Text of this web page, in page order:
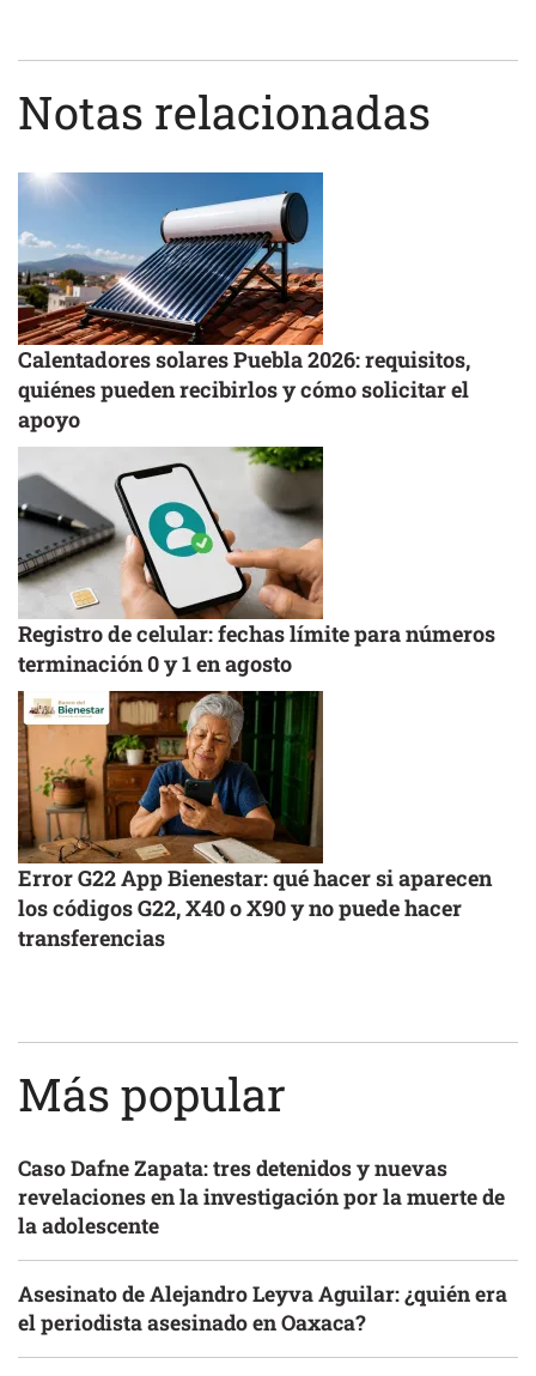
Notas relacionadas
Calentadores solares Puebla 2026: requisitos,
quiénes pueden recibirlos y cómo solicitar el
apoyo
Registro de celular: fechas límite para números
terminación 0 y 1 en agosto
Error G22 App Bienestar: qué hacer si aparecen
los códigos G22, X40 o X90 y no puede hacer
transferencias
Más popular
Caso Dafne Zapata: tres detenidos y nuevas
revelaciones en la investigación por la muerte de
la adolescente
Asesinato de Alejandro Leyva Aguilar: ¿quién era
el periodista asesinado en Oaxaca?